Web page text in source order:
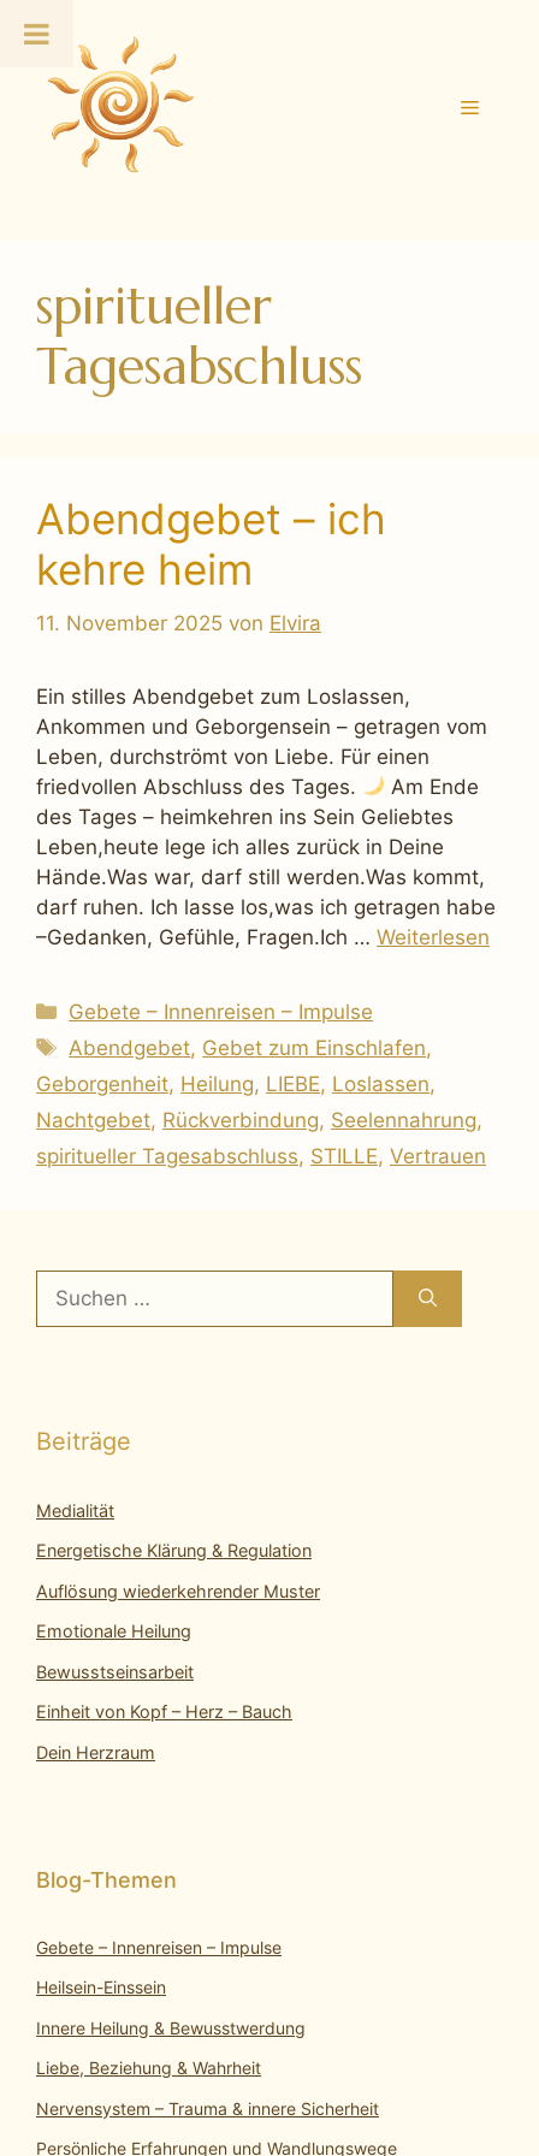
Inhalt
springen
Menü
spiritueller
Tagesabschluss
Abendgebet – ich
kehre heim
11. November 2025 von Elvira
Ein stilles Abendgebet zum Loslassen,
Ankommen und Geborgensein – getragen vom
Leben, durchströmt von Liebe. Für einen
friedvollen Abschluss des Tages.
Am Ende
des Tages – heimkehren ins Sein Geliebtes
Leben,heute lege ich alles zurück in Deine
Hände.Was war, darf still werden.Was kommt,
darf ruhen. Ich lasse los,was ich getragen habe
–Gedanken, Gefühle, Fragen.Ich … Weiterlesen
Kategorien
Gebete – Innenreisen – Impulse
Schlagwörter
Abendgebet, Gebet zum Einschlafen,
Geborgenheit, Heilung, LIEBE, Loslassen,
Nachtgebet, Rückverbindung, Seelennahrung,
spiritueller Tagesabschluss, STILLE, Vertrauen
nach:
Beiträge
Medialität
Energetische Klärung & Regulation
Auflösung wiederkehrender Muster
Emotionale Heilung
Bewusstseinsarbeit
Einheit von Kopf – Herz – Bauch
Dein Herzraum
Gebete – Innenreisen – Impulse
Heilsein-Einssein
Innere Heilung & Bewusstwerdung
Liebe, Beziehung & Wahrheit
Nervensystem – Trauma & innere Sicherheit
Persönliche Erfahrungen und Wandlungswege